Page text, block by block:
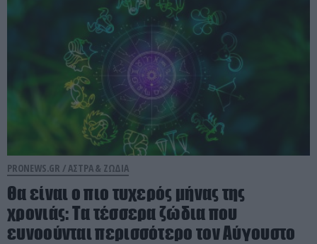
PRONEWS.GR / ΑΣΤΡΑ & ΖΩΔΙΑ
Θα είναι ο πιο τυχερός μήνας της
χρονιάς: Τα τέσσερα ζώδια που
ευνοούνται περισσότερο τον Αύγουστο